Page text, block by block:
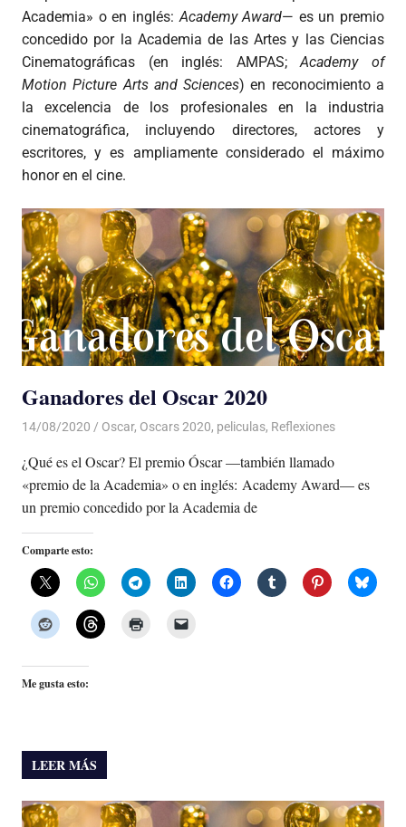
Academia» o en inglés:Academy Award— es un premio
concedido por la Academia de las Artes y las Ciencias
Cinematográficas (en inglés: AMPAS;Academy of
Motion Picture Arts and Sciences) en reconocimiento a
la excelencia de los profesionales en la industria
cinematográfica, incluyendo directores, actores y
escritores, y es ampliamente considerado el máximo
honor en el cine.
Ganadores del Oscar 2020
14/08/2020 De todo un Poco
Oscar, Oscars 2020, peliculas, Reflexiones
¿Qué es el Oscar? El premio Óscar —también llamado
«premio de la Academia» o en inglés: Academy Award— es
un premio concedido por la Academia de
Comparte esto:
Me gusta esto:
LEER MÁS